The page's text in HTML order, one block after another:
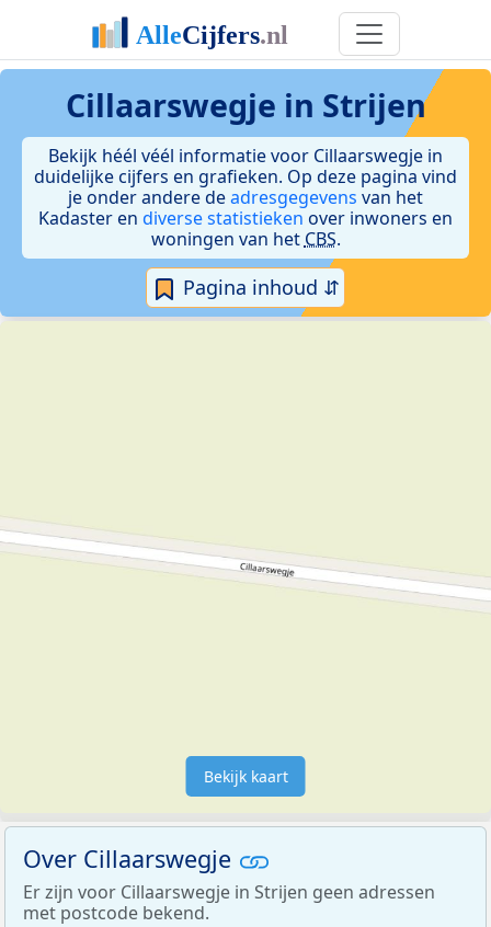
Cillaarswegje in Strijen
Bekijk héél véél informatie voor Cillaarswegje in
duidelijke cijfers en grafieken. Op deze pagina vind
je onder andere deadresgegevens van het
Kadaster en diverse statistieken over inwoners en
woningen van het CBS.
Pagina inhoud ⇵
Bekijk kaart
Over Cillaarswegje
Er zijn voor Cillaarswegje in Strijen geen adressen
met postcode bekend.